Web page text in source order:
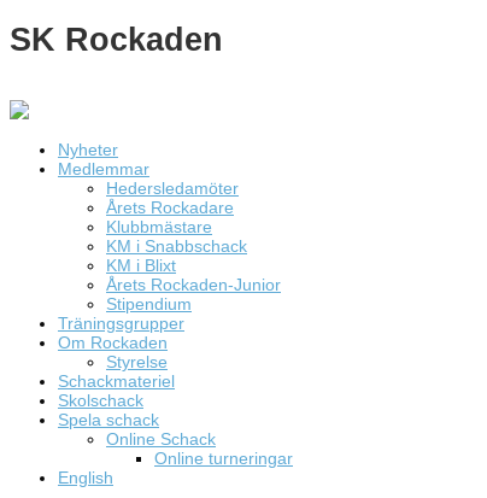
SK Rockaden
Nyheter
Medlemmar
Hedersledamöter
Årets Rockadare
Klubbmästare
KM i Snabbschack
KM i Blixt
Årets Rockaden-Junior
Stipendium
Träningsgrupper
Om Rockaden
Styrelse
Schackmateriel
Skolschack
Spela schack
Online Schack
Online turneringar
English